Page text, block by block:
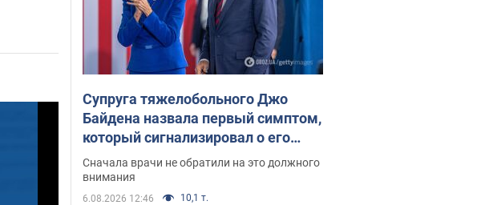
Супруга тяжелобольного Джо
Байдена назвала первый симптом,
который сигнализировал о его
"агрессивном" раке
Сначала врачи не обратили на это должного
внимания
6.08.2026 12:46 10,1 т.